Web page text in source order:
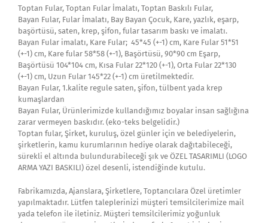
Toptan Fular, Toptan Fular İmalatı, Toptan Baskılı Fular,
Bayan Fular, Fular İmalatı, Bay Bayan Çocuk, Kare, yazlık, eşarp,
başörtüsü, saten, krep, şifon, fular tasarım baskı ve imalatı.
Bayan Fular imalatı, Kare Fular; 45*45 (+-1) cm, Kare Fular 51*51
(+-1) cm, Kare fular 58*58 (+-1), Başörtüsü, 90*90 cm Eşarp,
Başörtüsü 104*104 cm, Kısa Fular 22*120 (+-1), Orta Fular 22*130
(+-1) cm, Uzun Fular 145*22 (+-1) cm üretilmektedir.
Bayan Fular, 1.kalite regule saten, şifon, tülbent yada krep
kumaşlardan
Bayan Fular, Ürünlerimizde kullandığımız boyalar insan sağlığına
zarar vermeyen baskıdır. (eko-teks belgelidir.)
Toptan fular, Şirket, kuruluş, özel günler için ve belediyelerin,
şirketlerin, kamu kurumlarının hediye olarak dağıtabileceği,
sürekli el altında bulundurabileceği şık ve ÖZEL TASARIMLI (LOGO
ARMA YAZI BASKILI) özel desenli, istendiğinde kutulu.
Fabrikamızda, Ajanslara, Şirketlere, Toptancılara Özel üretimler
yapılmaktadır. Lütfen taleplerinizi müşteri temsilcilerimize mail
yada telefon ile iletiniz. Müşteri temsilcilerimiz yoğunluk